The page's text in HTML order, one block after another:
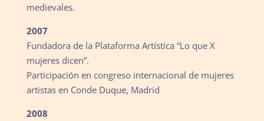
medievales.
2007
Fundadora de la Plataforma Artística “Lo que X
mujeres dicen”.
Participación en congreso internacional de mujeres
artistas en Conde Duque, Madrid
2008